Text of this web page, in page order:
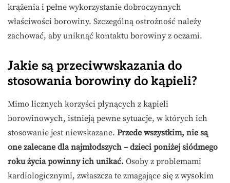
krążenia i pełne wykorzystanie dobroczynnych
właściwości borowiny. Szczególną ostrożność należy
zachować, aby uniknąć kontaktu borowiny z oczami.
Jakie są przeciwwskazania do
stosowania borowiny do kąpieli?
Mimo licznych korzyści płynących z kąpieli
borowinowych, istnieją pewne sytuacje, w których ich
stosowanie jest niewskazane. Przede wszystkim, nie są
one zalecane dla najmłodszych – dzieci poniżej siódmego
roku życia powinny ich unikać. Osoby z problemami
kardiologicznymi, zwłaszcza te zmagające się z wysokim